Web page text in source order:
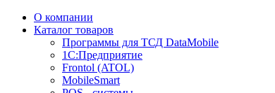
О компании
Каталог товаров
Программы для ТСД DataMobile
1С:Предприятие
Frontol (ATOL)
MobileSmart